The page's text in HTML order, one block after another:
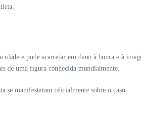
e pode acarretar em dano à honra e à
de uma figura conhecida mundialmente.
se manifestaram oficialmente sobre o caso.